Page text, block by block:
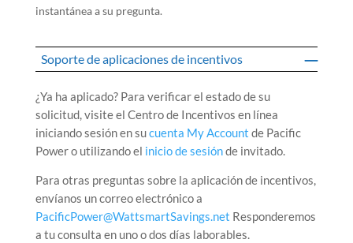
instantánea a su pregunta.
Soporte de aplicaciones de incentivos
¿Ya ha aplicado? Para verificar el estado de su
solicitud,visite el Centro de Incentivos en línea
iniciando sesión en sucuenta My Account de Pacific
Power o utilizando el inicio de sesiónde invitado.
Para otras preguntas sobre la aplicación de incentivos,
envíanos un correo electrónico a
PacificPower@WattsmartSavings.net Responderemos
a tu consulta en uno o dos días laborables.